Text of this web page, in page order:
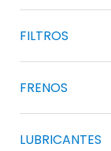
FILTROS
FRENOS
LUBRICANTES